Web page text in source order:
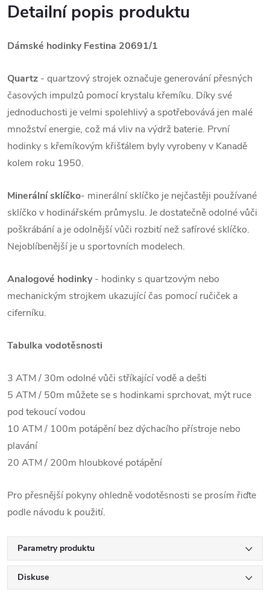
Detailní popis produktu
Dámské hodinky Festina 20691/1
Quartz - quartzový strojek označuje generování přesných
časových impulzů pomocí krystalu křemíku. Díky své
jednoduchosti je velmi spolehlivý a spotřebovává jen malé
množství energie, což má vliv na výdrž baterie. První
hodinky s křemíkovým křišťálem byly vyrobeny v Kanadě
kolem roku 1950.
Minerální sklíčko- minerální sklíčko je nejčastěji používané
sklíčko v hodinářském průmyslu. Je dostatečně odolné vůči
poškrábání a je odolnější vůči rozbití než safírové sklíčko.
Nejoblíbenější je u sportovních modelech.
Analogové hodinky- hodinky s quartzovým nebo
mechanickým strojkem ukazující čas pomocí ručiček a
ciferníku.
Tabulka vodotěsnosti
3 ATM / 30m odolné vůči stříkající vodě a dešti
5 ATM / 50m můžete se s hodinkami sprchovat, mýt ruce
pod tekoucí vodou
10 ATM / 100m potápění bez dýchacího přístroje nebo
plavání
20 ATM / 200m hloubkové potápění
Pro přesnější pokyny ohledně vodotěsnosti se prosím řiďte
podle návodu k použití.
Parametry produktu
Diskuse